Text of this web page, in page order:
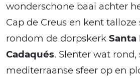
wonderschone baai achter
Cap de Creus en kent
rondom de dorpskerk Santa
Cadaqués. Slenter wat rond,
mediterraanse sfeer op en